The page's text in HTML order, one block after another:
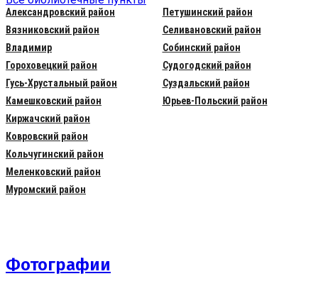
Александровский район
Вязниковский район
Владимир
Гороховецкий район
Гусь-Хрустальный район
Камешковский район
Киржачский район
Ковровский район
Кольчугинский район
Меленковский район
Муромский район
Петушинский район
Селивановский район
Собинский район
Судогодский район
Суздальский район
Юрьев-Польский район
Фотографии